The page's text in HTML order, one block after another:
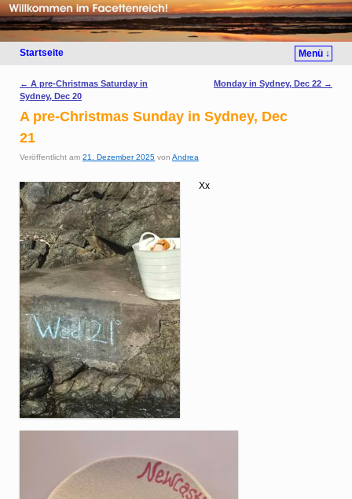
Startseite Menü ↓
Artikelnavigation
← A pre-Christmas Saturday in
Sydney, Dec 20
Monday in Sydney, Dec 22 →
A pre-Christmas Sunday in Sydney, Dec
21
Veröffentlicht am 21. Dezember 2025 von Andrea
Xx